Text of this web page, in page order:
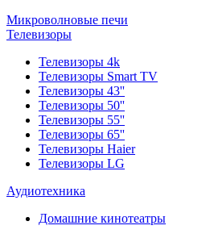
Микроволновые печи
Телевизоры
Телевизоры 4k
Телевизоры Smart TV
Телевизоры 43''
Телевизоры 50''
Телевизоры 55''
Телевизоры 65''
Телевизоры Haier
Телевизоры LG
Аудиотехника
Домашние кинотеатры